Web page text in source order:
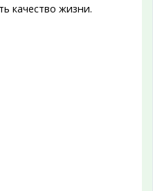
качество жизни.